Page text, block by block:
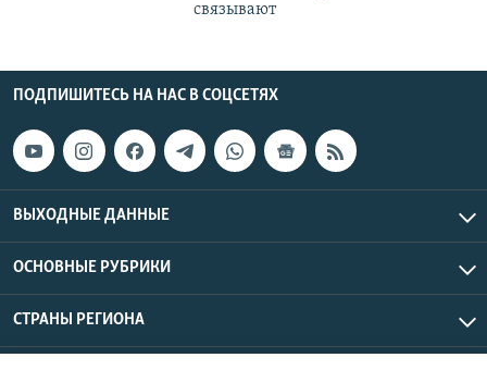
связывают
ПОДПИШИТЕСЬ НА НАС В СОЦСЕТЯХ
ВЫХОДНЫЕ ДАННЫЕ
ОСНОВНЫЕ РУБРИКИ
СТРАНЫ РЕГИОНА